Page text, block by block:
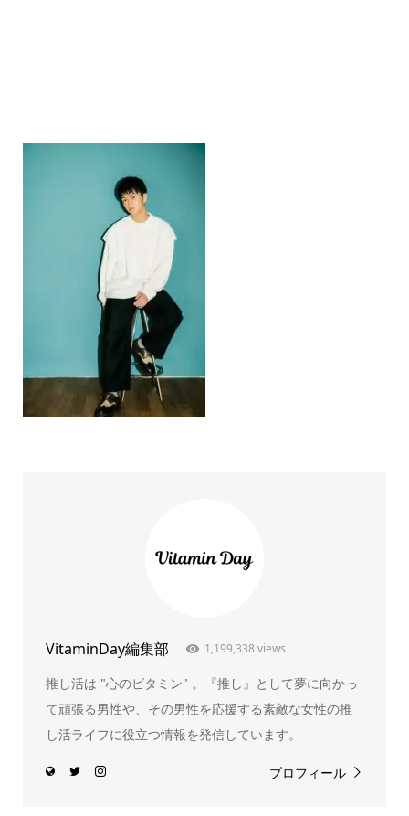
VitaminDay編集部 1,199,338 views
推し活は "心のビタミン" 。『推し』として夢に向かっ
て頑張る男性や、その男性を応援する素敵な女性の推
し活ライフに役立つ情報を発信しています。
プロフィール